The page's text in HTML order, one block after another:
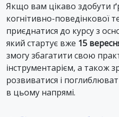
Якщо вам цікаво здобути
когнітивно-поведінкової
приєднатися до курсу з
який стартує вже 15
змогу збагатити свою
інструментарієм, а також
розвиватися і
в цьому напрямі.